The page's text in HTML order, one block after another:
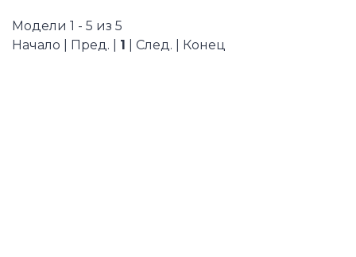
Модели 1 - 5 из 5
Начало | Пред. | 1 | След. | Конец